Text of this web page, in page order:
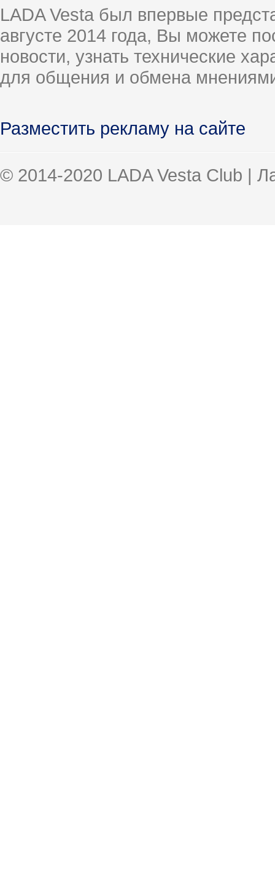
LADA Vesta был впервые
августе 2014 года, Вы можете
новости, узнать технические
для общения и обмена
Разместить рекламу на сайте
© 2014-2020 LADA Vesta Club |